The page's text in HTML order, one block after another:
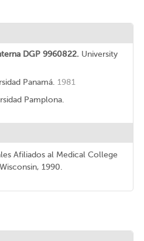
DGP 9960822. University
Panamá. 1981
Pamplona.
Afiliados al Medical College
1990.